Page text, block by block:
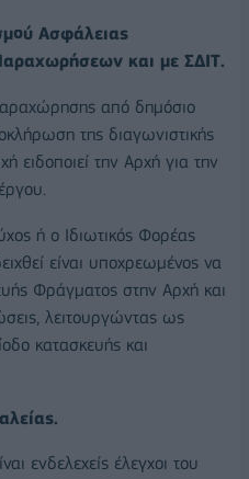
Ασφάλειας
και με ΣΔΙΤ.
από δημόσιο
της διαγωνιστικής
ειδοποιεί την Αρχή για την
ή ο Ιδιωτικός Φορέας
είναι υποχρεωμένος να
Φράγματος στην Αρχή και
λειτουργώντας ως
κατασκευής και
ενδελεχείς έλεγχοι του